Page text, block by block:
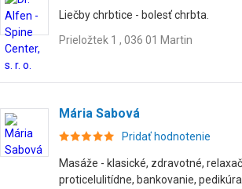
Liečby chrbtice - bolesť chrbta.
Prieložtek 1 , 036 01 Martin
Mária Sabová
Pridať hodnotenie
Masáže - klasické, zdravotné,
proticelulitídne, bankovanie,